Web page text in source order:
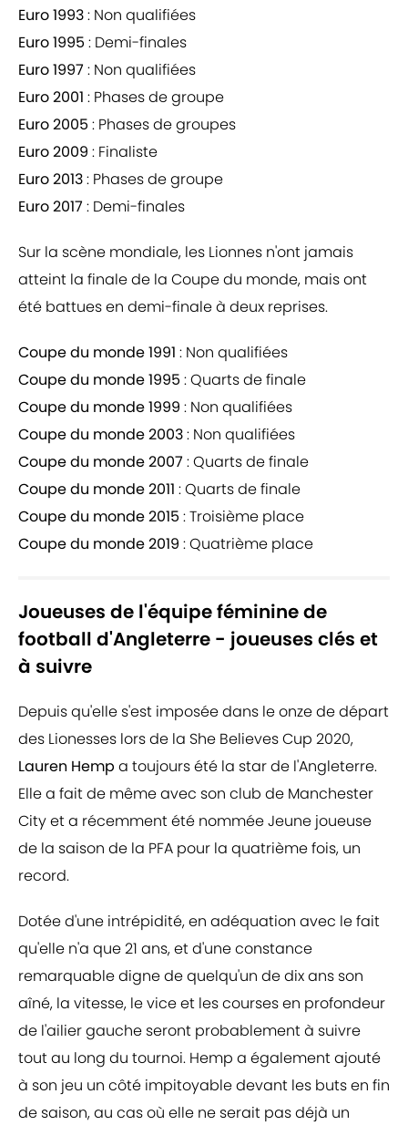
Euro 1993: Non qualifiées
Euro 1995 : Demi-finales
Euro 1997 : Non qualifiées
Euro 2001 : Phases de groupe
Euro 2005 : Phases de groupes
Euro 2009 : Finaliste
Euro 2013: Phases de groupe
Euro 2017 : Demi-finales
Sur la scène mondiale, les Lionnes n'ont jamais
atteint la finale de la Coupe du monde, mais ont
été battues en demi-finale à deux reprises.
Coupe du monde 1991 : Non qualifiées
Coupe du monde 1995 : Quarts de finale
Coupe du monde 1999 : Non qualifiées
Coupe du monde 2003: Non qualifiées
Coupe du monde 2007 : Quarts de finale
Coupe du monde 2011 : Quarts de finale
Coupe du monde 2015 : Troisième place
Coupe du monde 2019 : Quatrième place
Joueuses de l'équipe féminine de
football d'Angleterre - joueuses clés et
à suivre
Depuis qu'elle s'est imposée dans le onze de départ
des Lionesses lors de la She Believes Cup 2020,
Lauren Hemp a toujours été la star de l'Angleterre.
Elle a fait de même avec son club de Manchester
City et a récemment été nommée Jeune joueuse
de la saison de la PFA pour la quatrième fois, un
record.
Dotée d'une intrépidité, en adéquation avec le fait
qu'elle n'a que 21 ans, et d'une constance
remarquable digne de quelqu'un de dix ans son
aîné, la vitesse, le vice et les courses en profondeur
de l'ailier gauche seront probablement à suivre
tout au long du tournoi. Hemp a également ajouté
à son jeu un côté impitoyable devant les buts en fin
de saison, au cas où elle ne serait pas déjà un